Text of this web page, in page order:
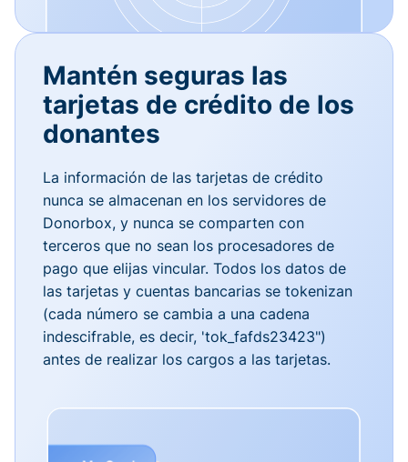
Mantén seguras las
tarjetas de crédito de los
donantes
La información de las tarjetas de crédito
nunca se almacenan en los servidores de
Donorbox, y nunca se comparten con
terceros que no sean los procesadores de
pago que elijas vincular. Todos los datos de
las tarjetas y cuentas bancarias se tokenizan
(cada número se cambia a una cadena
indescifrable, es decir, 'tok_fafds23423")
antes de realizar los cargos a las tarjetas.